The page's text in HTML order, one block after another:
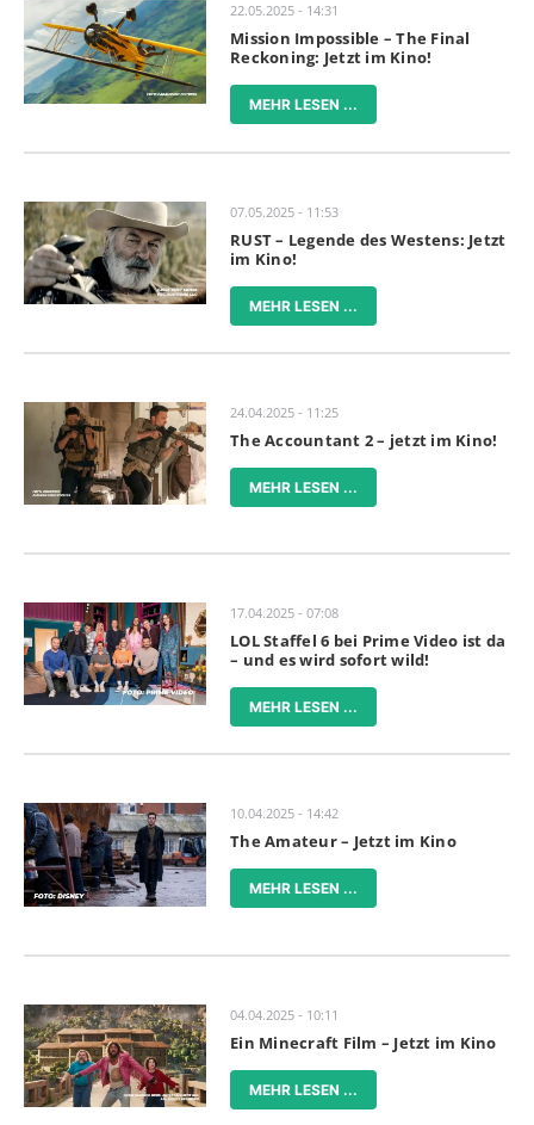
22.05.2025 - 14:31
Mission Impossible – The Final
Reckoning: Jetzt im Kino!
MEHR LESEN ...
07.05.2025 - 11:53
RUST – Legende des Westens: Jetzt
im Kino!
MEHR LESEN ...
24.04.2025 - 11:25
The Accountant 2 – jetzt im Kino!
MEHR LESEN ...
17.04.2025 - 07:08
LOL Staffel 6 bei Prime Video ist da
– und es wird sofort wild!
MEHR LESEN ...
10.04.2025 - 14:42
The Amateur – Jetzt im Kino
MEHR LESEN ...
04.04.2025 - 10:11
Ein Minecraft Film – Jetzt im Kino
MEHR LESEN ...